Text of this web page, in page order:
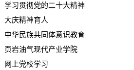
学习贯彻党的二十大精神
大庆精神育人
中华民族共同体意识教育
页岩油气现代产业学院
网上党校学习